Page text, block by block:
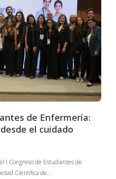
de Enfermería:
el cuidado
I Congreso de Estudiantes de
Científica de…